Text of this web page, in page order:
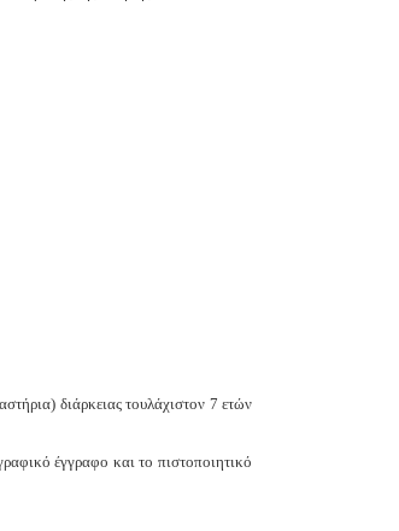
διάρκειας τουλάχιστον 7 ετών
έγγραφο και το πιστοποιητικό